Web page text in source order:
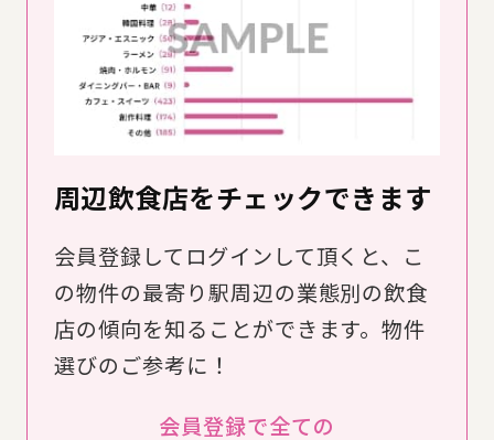
周辺飲食店をチェックできます
会員登録してログインして頂くと、こ
の物件の最寄り駅周辺の業態別の飲食
店の傾向を知ることができます。物件
選びのご参考に！
会員登録で全ての